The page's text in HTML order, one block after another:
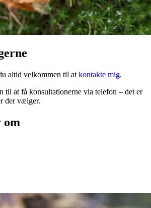
altid velkommen til at kontakte mig.
til at få konsultationerne via telefon – det er
der vælger.
om